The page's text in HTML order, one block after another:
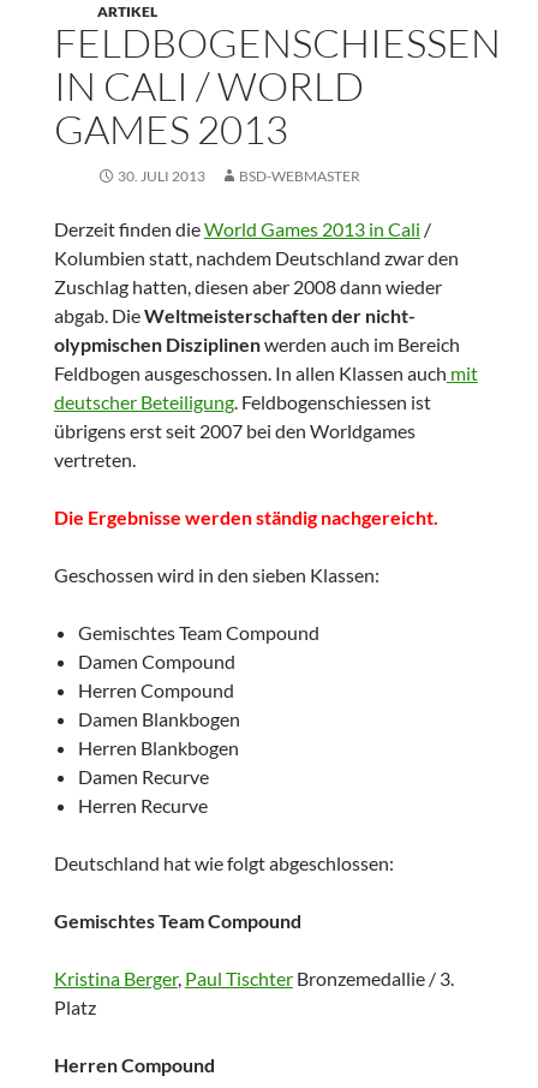
ARTIKEL
FELDBOGENSCHIESSEN
IN CALI / WORLD
GAMES 2013
30. JULI 2013 BSD-WEBMASTER
Derzeit finden dieWorld Games 2013 in Cali /
Kolumbien statt, nachdem Deutschland zwar den
Zuschlag hatten, diesen aber 2008 dann wieder
abgab. DieWeltmeisterschaften der nicht-
olypmischen Disziplinenwerden auch im Bereich
Feldbogen ausgeschossen. In allen Klassen auch mit
deutscher Beteiligung. Feldbogenschiessen ist
übrigens erst seit 2007 bei den Worldgames
vertreten.
Die Ergebnisse werden ständig nachgereicht.
Geschossen wird in den sieben Klassen:
Gemischtes Team Compound
Damen Compound
Herren Compound
Damen Blankbogen
Herren Blankbogen
Damen Recurve
Herren Recurve
Deutschland hat wie folgt abgeschlossen:
Gemischtes Team Compound
Kristina Berger, Paul TischterBronzemedallie / 3.
Platz
Herren Compound